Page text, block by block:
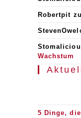
Robertpit zu
Wachstum
5 Dinge,